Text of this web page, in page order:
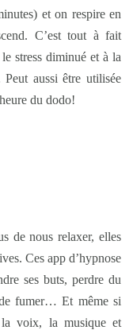
et on respire en
C’est tout à fait
stress diminué et à la
Peut aussi être utilisée
du dodo!
de nous relaxer, elles
Ces app d’hypnose
ses buts, perdre du
de fumer… Et même si
la voix, la musique et